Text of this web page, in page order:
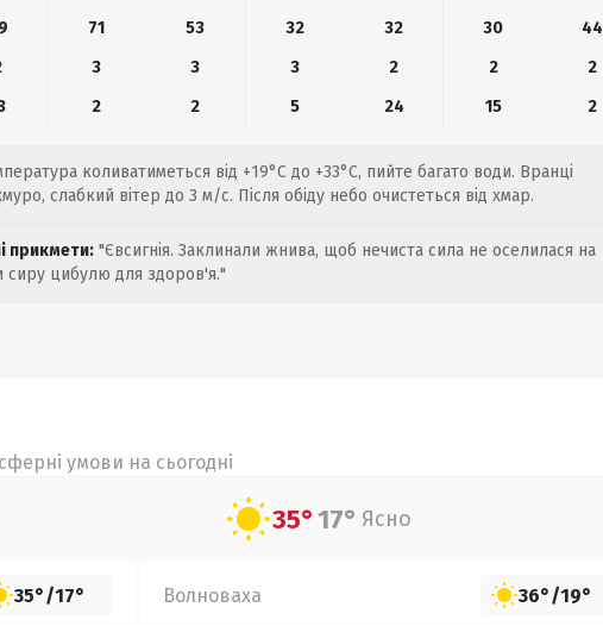
71 53 32 32 30
44
3 3 3 2 2
2
2 2 5 24 15 2
коливатиметься від +19°C до +33°C, пийте багато води. Вранці
слабкий вітер до 3 м/с. Після обіду небо очистеться від хмар.
прикмети: "Євсигнія. Заклинали жнива, щоб нечиста сила не оселилася на
сиру цибулю для здоров'я."
умови на сьогодні
35°17° Ясно
35°/17° Волноваха 36°/19°